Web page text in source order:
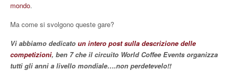
mondo.
Ma come si svolgono queste gare?
Vi abbiamo dedicato un intero post sulla descrizionedelle
competizioni, ben 7 che il circuito World Coffee Events organizza
tutti gli anni a livello mondiale….non perdetevelo!!